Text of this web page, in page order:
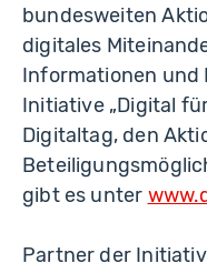
bundesweiten
digitales
Informationen und
Initiative „Digital
Digitaltag, den
gibt es unter
Partner der